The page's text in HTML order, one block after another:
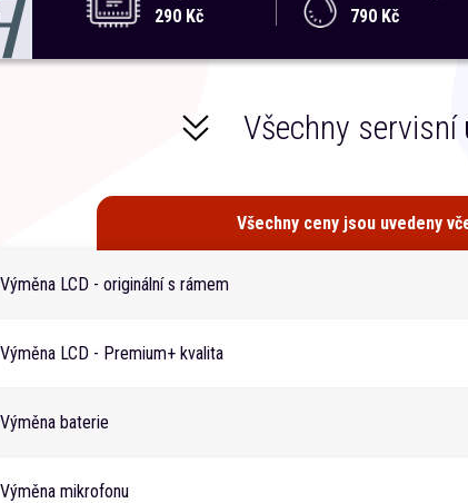
290 Kč
790 Kč
Všechny servisní
Všechny ceny jsou uvedeny
Výměna LCD - originální s rámem
Výměna LCD - Premium+ kvalita
Výměna baterie
Výměna mikrofonu